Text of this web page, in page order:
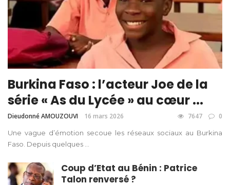
Burkina Faso : l’acteur Joe de la
série « As du Lycée » au cœur ...
Dieudonné AMOUZOUVI 16 mars 2026 7647 0
Une vague d’émotion secoue les réseaux sociaux au Burkina
Faso. Depuis quelques ...
Coup d’Etat au Bénin : Patrice
Talon renversé ?